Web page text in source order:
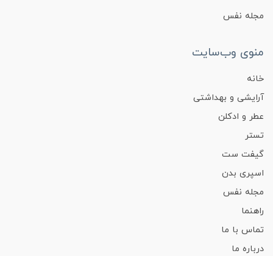
مجله نفس
منوی وب‌سایت
خانه
آرایشی و بهداشتی
عطر و ادکلن
تستر
گیفت ست
اسپری بدن
مجله نفس
راهنما
تماس با ما
درباره ما